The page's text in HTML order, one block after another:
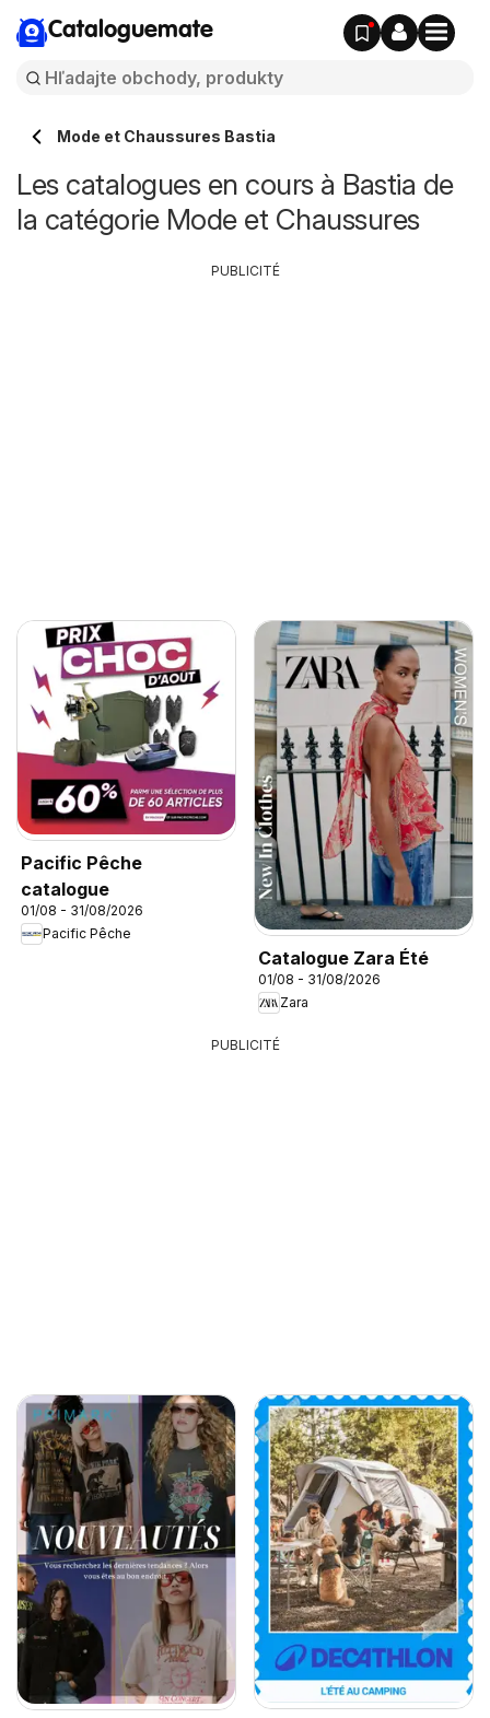
Cataloguemate
Mode et Chaussures Bastia
Les catalogues en cours à Bastia de
la catégorie Mode et Chaussures
Pacific Pêche
catalogue
01/08 - 31/08/2026
Pacific Pêche
Catalogue Zara Été
01/08 - 31/08/2026
Zara
PUBLICITÉ
PUBLICITÉ